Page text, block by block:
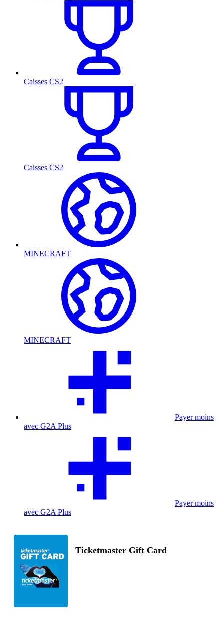
Caisses CS2
Caisses CS2
MINECRAFT
MINECRAFT
Payer moins
avec G2A Plus
Payer moins
avec G2A Plus
Ticketmaster Gift Card